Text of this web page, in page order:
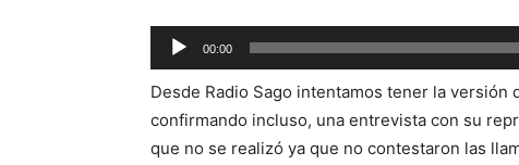
Reproductor
de
audio
00:00
Desde Radio Sago intentamos tener la versión
confirmando incluso, una entrevista con su
que no se realizó ya que no contestaron las